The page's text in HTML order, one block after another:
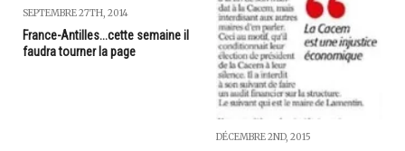
SEPTEMBRE 27TH, 2014
France-Antilles...cette semaine il
faudra tourner la page
DÉCEMBRE 2ND, 2015